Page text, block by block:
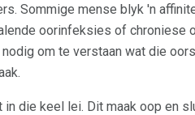
Sommige mense blyk 'n
oorinfeksies of chroniese
om te verstaan ​​wat die
die keel lei. Dit maak oop en